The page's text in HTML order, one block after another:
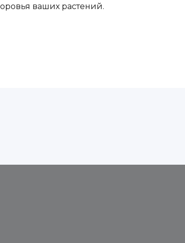
ваших растений.